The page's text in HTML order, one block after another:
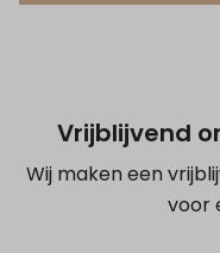
Vrijblijvend
Wij maken een
voor